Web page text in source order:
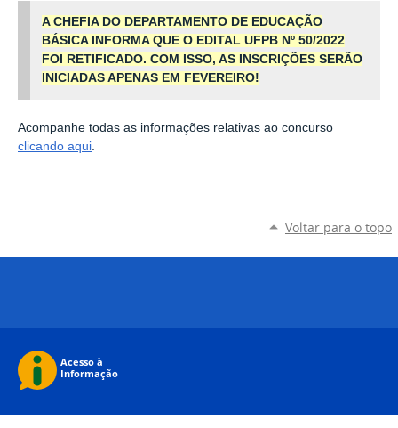
A CHEFIA DO DEPARTAMENTO DE EDUCAÇÃO
BÁSICA INFORMA QUE O EDITAL UFPB Nº 50/2022
FOI RETIFICADO. COM ISSO, AS INSCRIÇÕES SERÃO
INICIADAS APENAS EM FEVEREIRO!
Acompanhe todas as informações relativas ao concurso
clicando aqui
Voltar para o topo